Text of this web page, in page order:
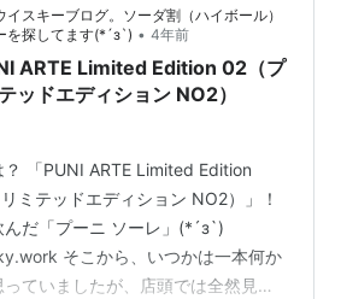
イスキーブログ。ソーダ割（ハイボール）
を探してます(*´з`) • 4年前
ARTE Limited Edition 02（プ
ッドエディション NO2）
「PUNI ARTE Limited Edition
ミテッドエディション NO2）」！
んだ「プーニ ソーレ」(*´з`)
そこから、いつかは一本何か
ていましたが、店頭では全然見掛